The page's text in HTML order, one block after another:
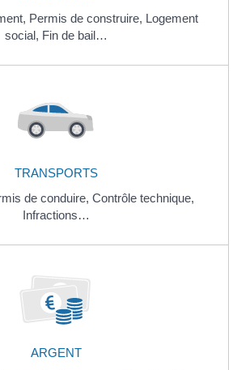
Permis de construire, Logement
social, Fin de bail…
TRANSPORTS
de conduire, Contrôle technique,
Infractions…
ARGENT